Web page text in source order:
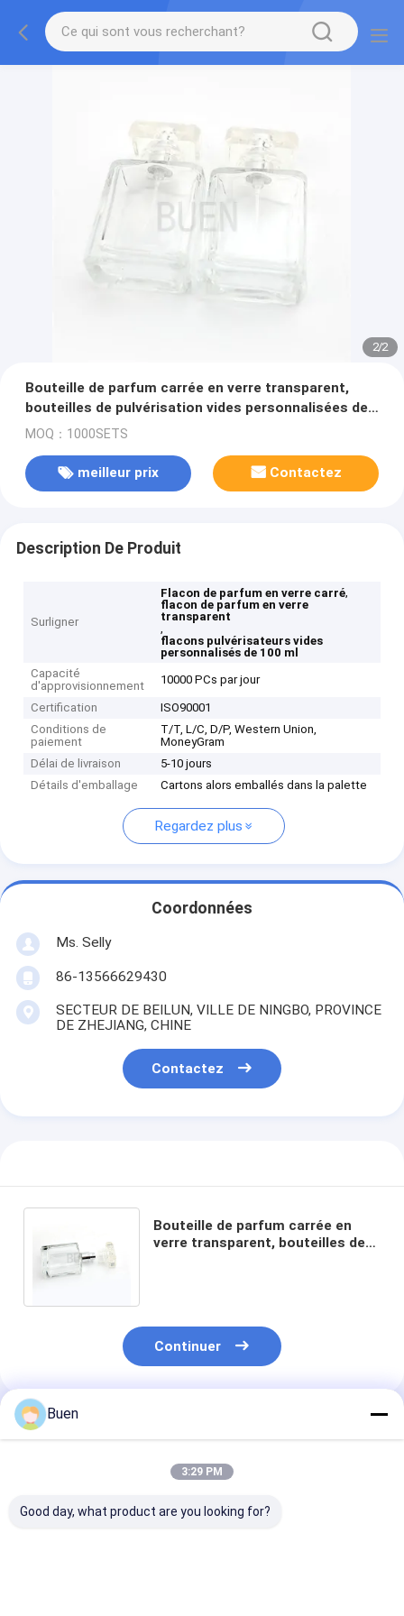
2/2
Bouteille de parfum carrée en verre transparent,
bouteilles de pulvérisation vides personnalisées de
100 ml
MOQ：1000SETS
meilleur prix Contactez
Description De Produit
Surligner
Flacon de parfum en verre carré,
flacon de parfum en verre
transparent
,
flacons pulvérisateurs vides
personnalisés de 100 ml
Capacité
d'approvisionnement
10000 PCs par jour
Certification
ISO90001
Conditions de
paiement
T/T, L/C, D/P, Western Union,
MoneyGram
Délai de livraison
5-10 jours
Détails d'emballage
Cartons alors emballés dans la palette
Regardez plus
Coordonnées
Ms. Selly
86-13566629430
SECTEUR DE BEILUN, VILLE DE NINGBO, PROVINCE
DE ZHEJIANG, CHINE
Contactez
Bouteille de parfum carrée en
verre transparent, bouteilles de
Continuer
Produits Recommandés
Buen
3:29 PM
Good day, what product are you looking for?